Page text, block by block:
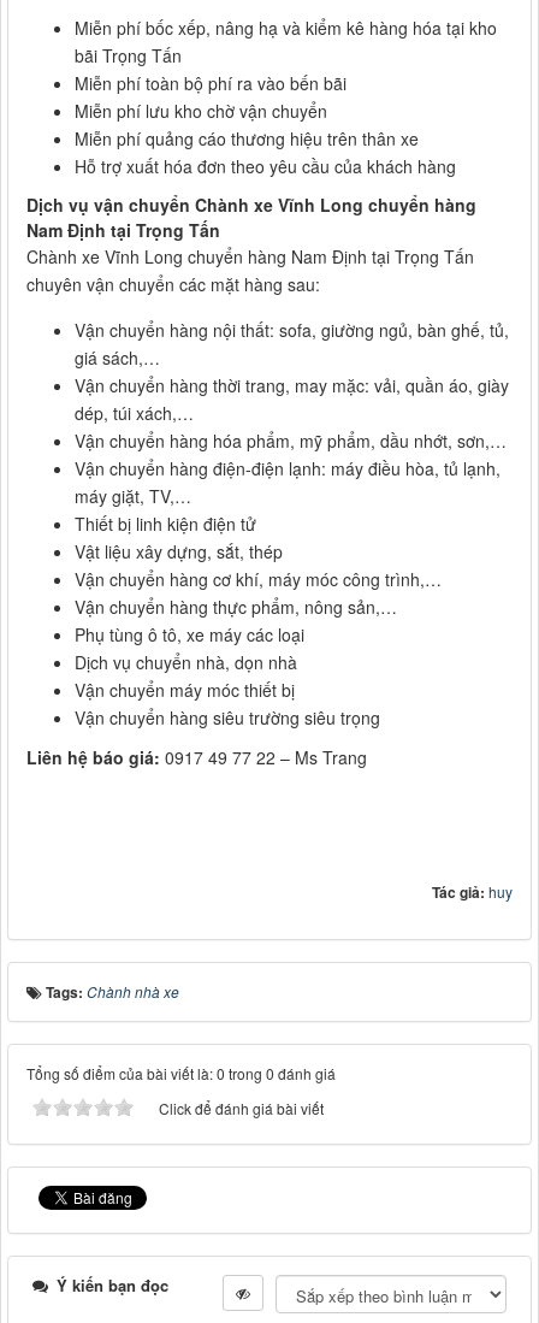
Miễn phí bốc xếp, nâng hạ và kiểm kê hàng hóa tại kho
bãi Trọng Tấn
Miễn phí toàn bộ phí ra vào bến bãi
Miễn phí lưu kho chờ vận chuyển
Miễn phí quảng cáo thương hiệu trên thân xe
Hỗ trợ xuất hóa đơn theo yêu cầu của khách hàng
Dịch vụ vận chuyển Chành xe Vĩnh Long chuyển hàng
Nam Định tại Trọng Tấn
Chành xe Vĩnh Long chuyển hàng Nam Định tại Trọng Tấn
chuyên vận chuyển các mặt hàng sau:
Vận chuyển hàng nội thất: sofa, giường ngủ, bàn ghế, tủ,
giá sách,…
Vận chuyển hàng thời trang, may mặc: vải, quần áo, giày
dép, túi xách,…
Vận chuyển hàng hóa phẩm, mỹ phẩm, dầu nhớt, sơn,…
Vận chuyển hàng điện-điện lạnh: máy điều hòa, tủ lạnh,
máy giặt, TV,…
Thiết bị linh kiện điện tử
Vật liệu xây dựng, sắt, thép
Vận chuyển hàng cơ khí, máy móc công trình,…
Vận chuyển hàng thực phẩm, nông sản,…
Phụ tùng ô tô, xe máy các loại
Dịch vụ chuyển nhà, dọn nhà
Vận chuyển máy móc thiết bị
Vận chuyển hàng siêu trường siêu trọng
Liên hệ báo giá: 0917 49 77 22 – Ms Trang
Tác giả: huy
Tags: Chành nhà xe
Tổng số điểm của bài viết là: 0 trong 0 đánh giá
Click để đánh giá bài viết
Ý kiến bạn đọc